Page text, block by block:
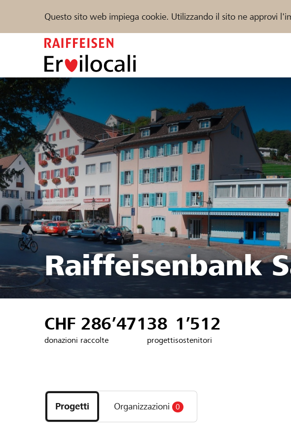
Questo sito web impiega cookie. Utilizzando il sito ne approvi
Sostenere
Trova progetti e organizzazioni
DE FR IT
Raiffeisenbank
CHF 286’471
donazioni raccolte
38
progetti
1’512
sostenitori
i
progetti
e
Progetti Organizzazioni 0